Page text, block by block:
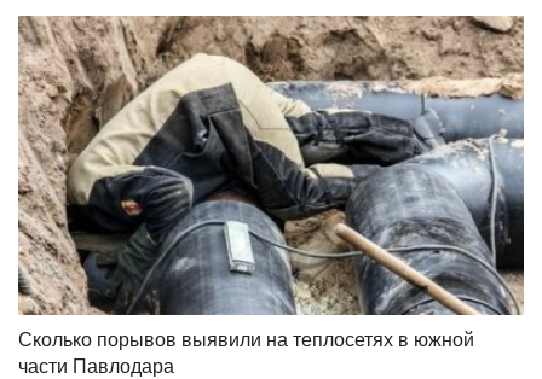
Сколько порывов выявили на теплосетях в южной
части Павлодара